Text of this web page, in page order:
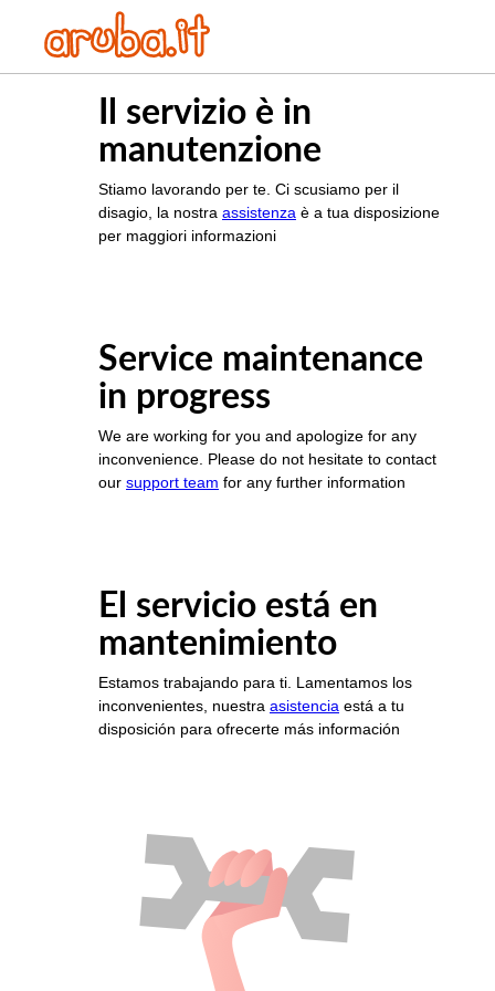
Il servizio è in
manutenzione
Stiamo lavorando per te. Ci scusiamo per il
disagio, la nostra assistenza è a tua disposizione
per maggiori informazioni
Service maintenance
in progress
We are working for you and apologize for any
inconvenience. Please do not hesitate to contact
our support team for any further information
El servicio está en
mantenimiento
Estamos trabajando para ti. Lamentamos los
inconvenientes, nuestra asistencia está a tu
disposición para ofrecerte más información